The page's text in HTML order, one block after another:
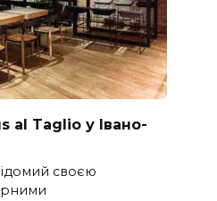
al Taglio у Івано-
своєю